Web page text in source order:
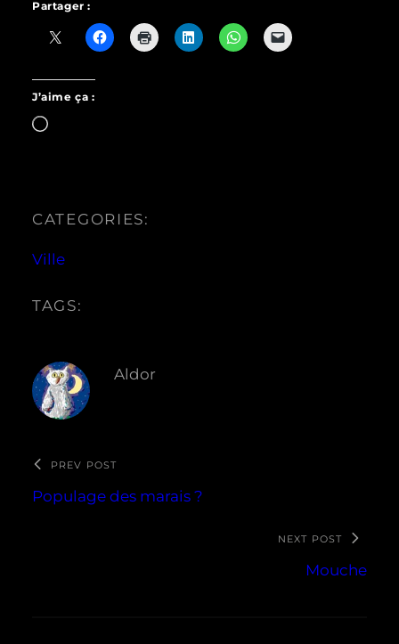
Partager :
J’aime ça :
Chargement…
CATEGORIES:
Ville
TAGS:
Aldor
PREV POST
Populage des marais ?
NEXT POST
Mouche